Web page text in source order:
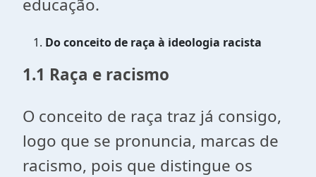
educação.
Do conceito de raça à ideologia racista
1.1 Raça e racismo
O conceito de raça traz já consigo,
logo que se pronuncia, marcas de
racismo, pois que distingue os